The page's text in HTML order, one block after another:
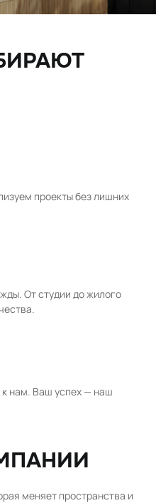
проекты без лишних
От студии до жилого
нам. Ваш успех — наш
меняет пространства и